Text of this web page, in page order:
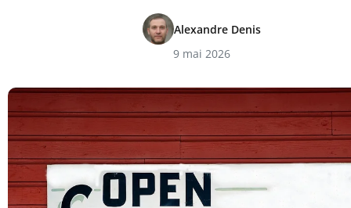
Alexandre Denis
9 mai 2026